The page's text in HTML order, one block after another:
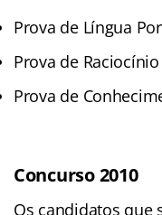
Prova de Língua
Prova de
Prova de
Concurso 2010
Os candidatos que